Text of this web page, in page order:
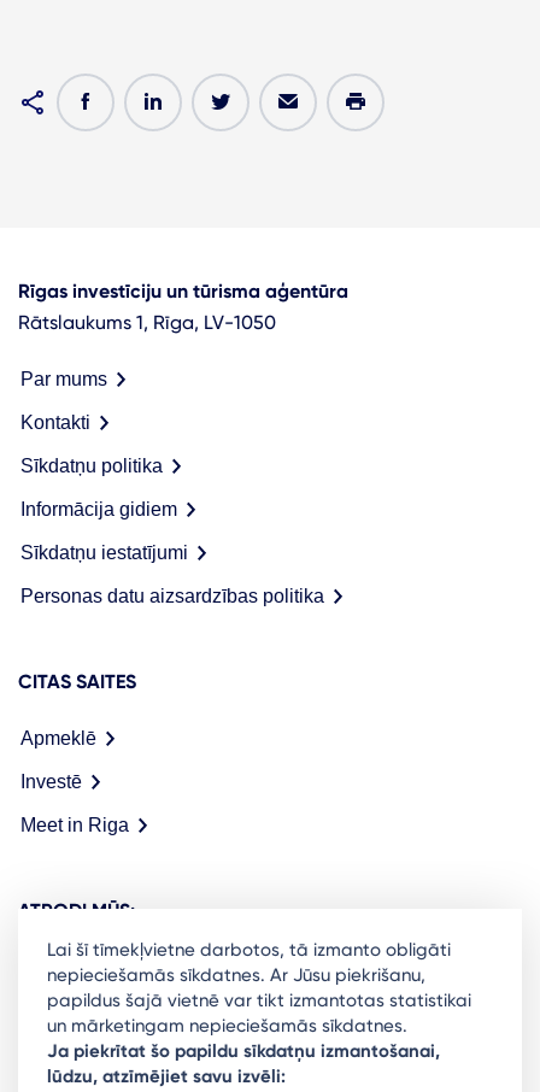
Rīgas investīciju un tūrisma aģentūra
Rātslaukums 1, Rīga, LV-1050
Par mums
Kontakti
Sīkdatņu politika
Informācija gidiem
Sīkdatņu iestatījumi
Personas datu aizsardzības politika
CITAS SAITES
Apmeklē
Investē
Meet in Riga
ATRODI MŪS:
Ready to stay in the loop on Rigas business
community? Subscribe to our newsletter.
Lai šī tīmekļvietne darbotos, tā izmanto obligāti
nepieciešamās sīkdatnes. Ar Jūsu piekrišanu,
papildus šajā vietnē var tikt izmantotas statistikai
un mārketingam nepieciešamās sīkdatnes.
Ja piekrītat šo papildu sīkdatņu izmantošanai,
lūdzu, atzīmējiet savu izvēli: